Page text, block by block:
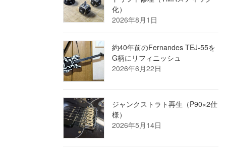
化）
2026年8月1日
約40年前のFernandes TEJ-55を
G柄にリフィニッシュ
2026年6月22日
ジャンクストラト再生（P90×2仕
様）
2026年5月14日